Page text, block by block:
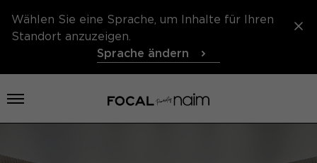
Wählen Sie eine Sprache, um Inhalte für Ihren
Standort anzuzeigen.
Sprache ändern
Menü öffnen